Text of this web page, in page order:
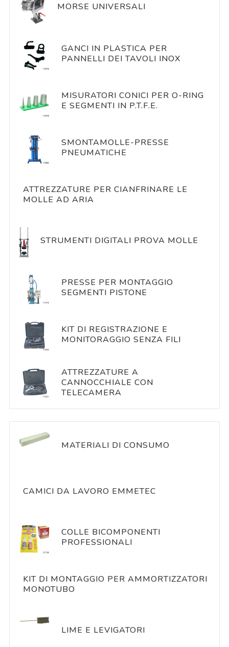
MORSE UNIVERSALI
GANCI IN PLASTICA PER
PANNELLI DEI TAVOLI INOX
MISURATORI CONICI PER O-RING
E SEGMENTI IN P.T.F.E.
SMONTAMOLLE-PRESSE
PNEUMATICHE
ATTREZZATURE PER CIANFRINARE LE
MOLLE AD ARIA
STRUMENTI DIGITALI PROVA MOLLE
PRESSE PER MONTAGGIO
SEGMENTI PISTONE
KIT DI REGISTRAZIONE E
MONITORAGGIO SENZA FILI
ATTREZZATURE A
CANNOCCHIALE CON
TELECAMERA
MATERIALI DI CONSUMO
CAMICI DA LAVORO EMMETEC
COLLE BICOMPONENTI
PROFESSIONALI
KIT DI MONTAGGIO PER AMMORTIZZATORI
MONOTUBO
LIME E LEVIGATORI